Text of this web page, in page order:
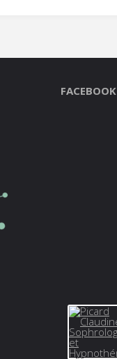
FACEBOOK